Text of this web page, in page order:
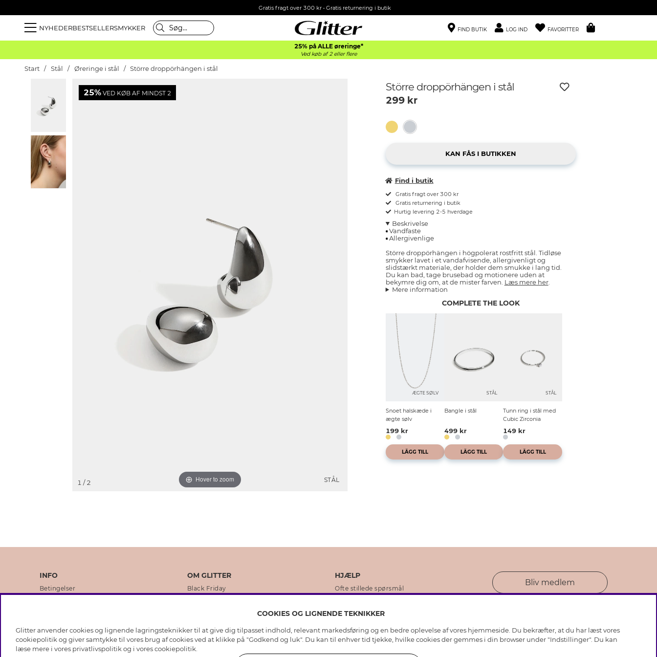
Gratis fragt over 300 kr • Gratis returnering i butik
NYHEDERBESTSELLERSMYKKER FIND BUTIK LOG IND FAVORITTER
25% på ALLE øreringe*
Ved køb af 2 eller flere
Start Stål Øreringe i stål Större droppörhängen i stål
25% VED KØB AF MINDST 2
STÅL
Hover to zoom
1 / 2
Större droppörhängen i stål
299kr
Find i butik
Gratis fragt over 300 kr
Gratis returnering i butik
Hurtig levering 2-5 hverdage
Beskrivelse
Vandfaste
Allergivenlige
Större droppörhängen i högpolerat rostfritt stål. Tidløse
smykker lavet i et vandafvisende, allergivenligt og
slidstærkt materiale, der holder dem smukke i lang tid.
Du kan bad, tage brusebad og motionere uden at
bekymre dig om, at de mister farven. Læs mere her.
Mere information
COMPLETE THE LOOK
ÆGTE SØLV
Snoet halskæde i
ægte sølv
199 kr
LÄGG TILL
STÅL
Bangle i stål
499 kr
LÄGG TILL
STÅL
Tunn ring i stål med
Cubic Zirconia
149 kr
LÄGG TILL
INFO
Betingelser
Medlemsbetingelser
OM GLITTER
Black Friday
Virksomhedens historie
HJÆLP
Ofte stillede spørsmål
Plejeråd ægte sølv
Plejeråd skindhandsker
Bliv medlem
COOKIES OG LIGNENDE TEKNIKKER
Glitter anvender cookies og lignende lagringsteknikker til at give dig tilpasset indhold, relevant markedsføring og en bedre oplevelse af vores hjemmeside. Du bekræfter, at du har læst vores
cookiepolitik og giver samtykke til vores brug af cookies ved at klikke på "Godkend og luk". Du kan til enhver tid tjekke, hvilke cookies der gemmes i din browser under "Indstillinger". Du kan
læse mere i vores privatlivspolitik og i vorescookiepolitik